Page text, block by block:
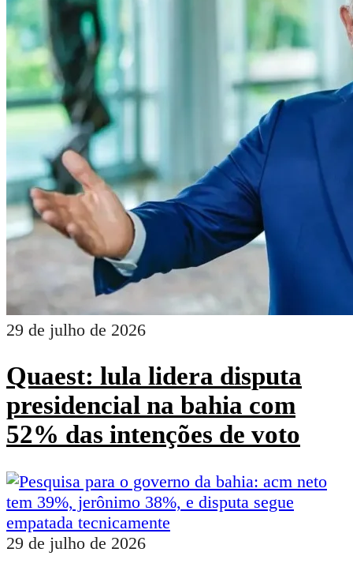
29 de julho de 2026
Quaest: lula lidera disputa
presidencial na bahia com
52% das intenções de voto
29 de julho de 2026